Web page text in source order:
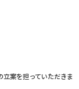
案を担っていただきま